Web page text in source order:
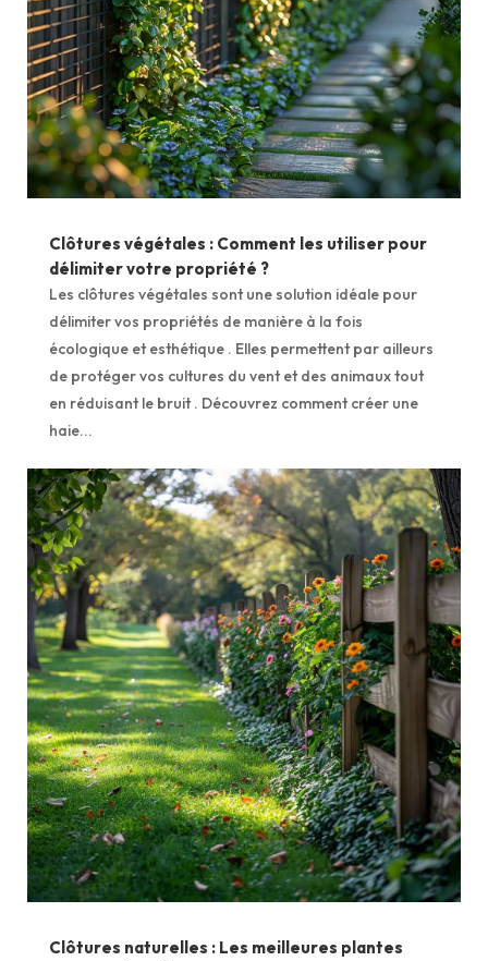
Clôtures végétales : Comment les utiliser pour
délimiter votre propriété ?
Les clôtures végétales sont une solution idéale pour
délimiter vos propriétés de manière à la fois
écologique et esthétique . Elles permettent par ailleurs
de protéger vos cultures du vent et des animaux tout
en réduisant le bruit . Découvrez comment créer une
haie...
Clôtures naturelles : Les meilleures plantes